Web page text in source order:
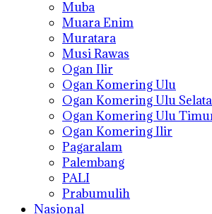
Muba
Muara Enim
Muratara
Musi Rawas
Ogan Ilir
Ogan Komering Ulu
Ogan Komering Ulu
Ogan Komering Ulu
Ogan Komering Ilir
Pagaralam
Palembang
PALI
Prabumulih
Nasional